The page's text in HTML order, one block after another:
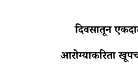
दिवसातून
आरोग्याकरिता